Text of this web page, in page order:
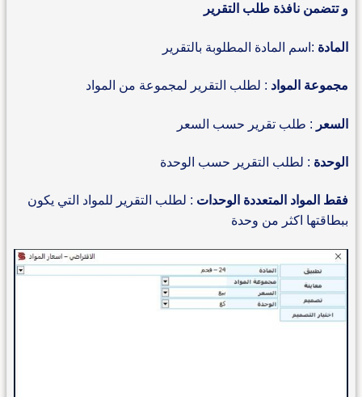
و تتضمن نافذة طلب التقرير
المادة :اسم المادة المطلوبة بالتقرير
مجموعة المواد : لطلب التقرير لمجموعة من المواد
السعر : طلب تقرير حسب السعر
الوحدة : لطلب التقرير حسب الوحدة
فقط المواد المتعددة الوحدات : لطلب التقرير للمواد التي يكون
ببطاقتها اكثر من وحدة